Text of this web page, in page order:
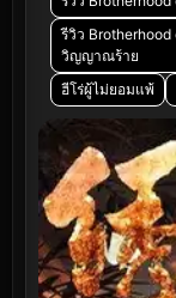
รีวิว
วิญญาณร้าย
ฮีโร่ผู้ไม่ยอมแพ้